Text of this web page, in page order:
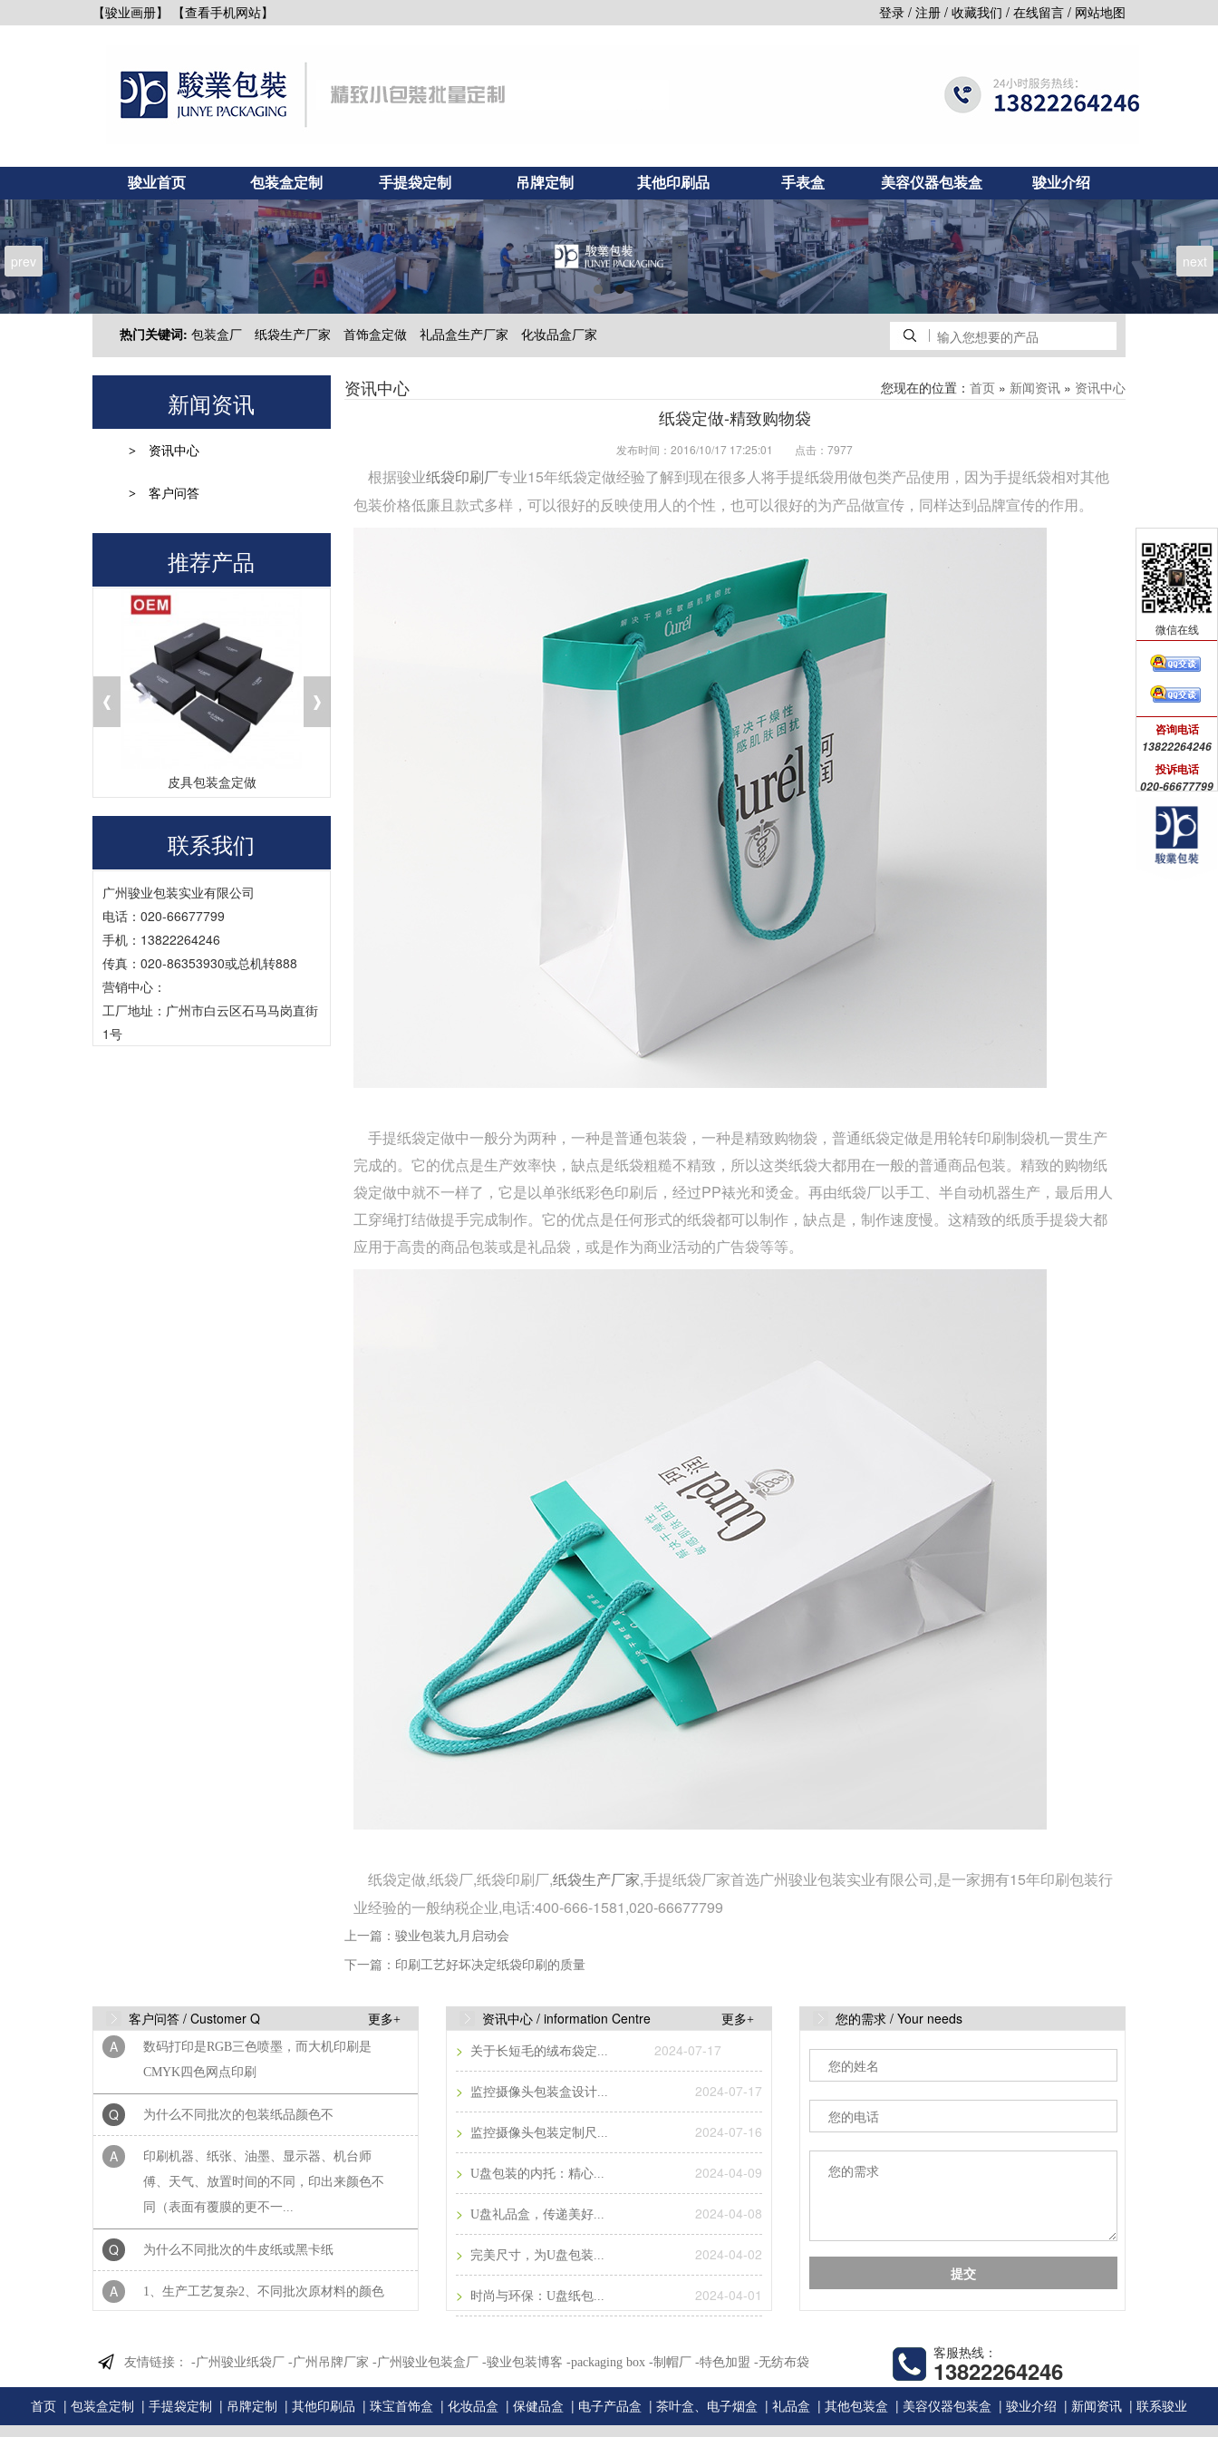
【骏业画册】 【查看手机网站】 登录 / 注册 / 收藏我们 / 在线留言 / 网站地图
骏业首页 包装盒定制 手提袋定制 吊牌定制 其他印刷品 手表盒 美容仪器包装盒 骏业介绍
新闻资讯 联系骏业
prev next
热门关键词: 包装盒厂 纸袋生产厂家 首饰盒定做 礼品盒生产厂家 化妆品盒厂家
新闻资讯
> 资讯中心
> 客户问答
推荐产品
皮具包装盒定做
联系我们
广州骏业包装实业有限公司
电话：020-66677799
手机：13822264246
传真：020-86353930或总机转888
营销中心：
工厂地址：广州市白云区石马马岗直街
1号
资讯中心 您现在的位置： 首页 » 新闻资讯 » 资讯中心
纸袋定做-精致购物袋
发布时间：2016/10/17 17:25:01 点击：7977
根据骏业纸袋印刷厂专业15年纸袋定做经验了解到现在很多人将手提纸袋用做包类产品使用，因为手提纸袋相对其他
包装价格低廉且款式多样，可以很好的反映使用人的个性，也可以很好的为产品做宣传，同样达到品牌宣传的作用。
手提纸袋定做中一般分为两种，一种是普通包装袋，一种是精致购物袋，普通纸袋定做是用轮转印刷制袋机一贯生产
完成的。它的优点是生产效率快，缺点是纸袋粗糙不精致，所以这类纸袋大都用在一般的普通商品包装。精致的购物纸
袋定做中就不一样了，它是以单张纸彩色印刷后，经过PP裱光和烫金。再由纸袋厂以手工、半自动机器生产，最后用人
工穿绳打结做提手完成制作。它的优点是任何形式的纸袋都可以制作，缺点是，制作速度慢。这精致的纸质手提袋大都
应用于高贵的商品包装或是礼品袋，或是作为商业活动的广告袋等等。
纸袋定做,纸袋厂,纸袋印刷厂,纸袋生产厂家,手提纸袋厂家首选广州骏业包装实业有限公司,是一家拥有15年印刷包装行
业经验的一般纳税企业,电话:400-666-1581,020-66677799
上一篇： 骏业包装九月启动会
下一篇： 印刷工艺好坏决定纸袋印刷的质量
客户问答 / Customer Q 更多+
A
数码打印是RGB三色喷墨，而大机印刷是
CMYK四色网点印刷
Q 为什么不同批次的包装纸品颜色不
A
印刷机器、纸张、油墨、显示器、机台师
傅、天气、放置时间的不同，印出来颜色不
同（表面有覆膜的更不一...
Q 为什么不同批次的牛皮纸或黑卡纸
A
1、生产工艺复杂2、不同批次原材料的颜色
有差异。3、造纸季节因素也会影响纸张的颜
Q 为什么印刷出来的东西和电脑显示
A
这是电脑显示器的问题，每台显示器的色值
资讯中心 / information Centre 更多+
> 关于长短毛的绒布袋定... 2024-07-17
> 监控摄像头包装盒设计... 2024-07-17
> 监控摄像头包装定制尺... 2024-07-16
> U盘包装的内托：精心... 2024-04-09
> U盘礼品盒，传递美好... 2024-04-08
> 完美尺寸，为U盘包装... 2024-04-02
> 时尚与环保：U盘纸包... 2024-04-01
您的需求 / Your needs
友情链接： -广州骏业纸袋厂 -广州吊牌厂家 -广州骏业包装盒厂 -骏业包装博客 -packaging box -制帽厂 -特色加盟 -无纺布袋
客服热线：
13822264246
首页 | 包装盒定制 | 手提袋定制 | 吊牌定制 | 其他印刷品 | 珠宝首饰盒 | 化妆品盒 | 保健品盒 | 电子产品盒 | 茶叶盒、电子烟盒 | 礼品盒 | 其他包装盒 | 美容仪器包装盒 | 骏业介绍 | 新闻资讯 | 联系骏业
微信在线
咨询电话
13822264246
投诉电话
020-66677799